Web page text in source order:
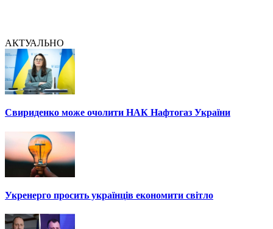
АКТУАЛЬНО
Свириденко може очолити НАК Нафтогаз України
Укренерго просить українців економити світло